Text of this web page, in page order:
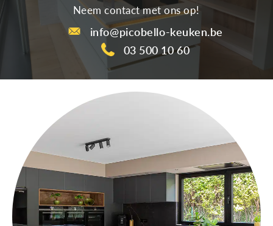
Neem contact met ons op!
info@picobello-keuken.be
03 500 10 60